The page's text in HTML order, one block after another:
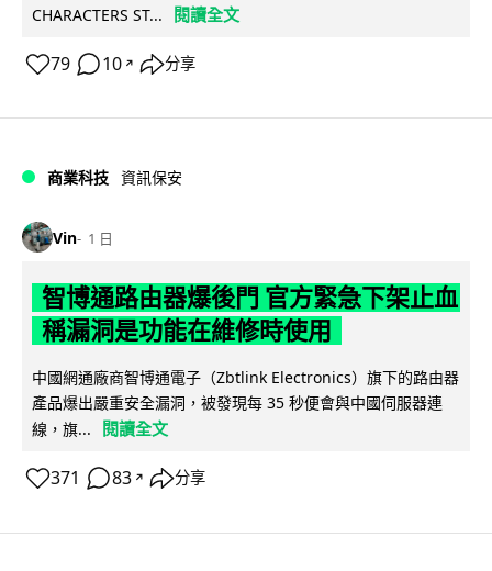
CHARACTERS ST... 閱讀全文
79 10 ↗ 分享
商業科技 資訊保安
Vin 1 日
智博通路由器爆後門 官方緊急下架止血
稱漏洞是功能在維修時使用
中國網通廠商智博通電子（Zbtlink Electronics）旗下的路由器
產品爆出嚴重安全漏洞，被發現每 35 秒便會與中國伺服器連
線，旗...
閱讀全文
371 83 ↗ 分享